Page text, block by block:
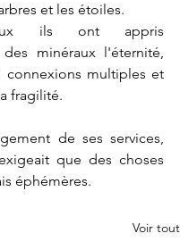
et les étoiles.
ils ont appris
des minéraux l'éternité,
connexions multiples et
fragilité.
de ses services,
que des choses
éphémères.
Voir tout